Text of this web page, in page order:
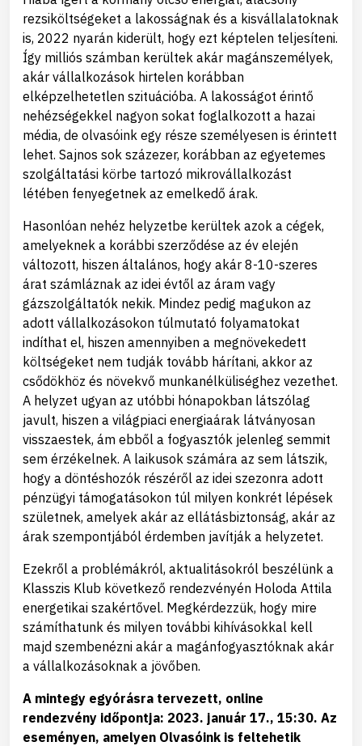
rezsiköltségeket a lakosságnak és a kisvállalatoknak
is, 2022 nyarán kiderült, hogy ezt képtelen teljesíteni.
Így milliós számban kerültek akár magánszemélyek,
akár vállalkozások hirtelen korábban
elképzelhetetlen szituációba. A lakosságot érintő
nehézségekkel nagyon sokat foglalkozott a hazai
média, de olvasóink egy része személyesen is érintett
lehet. Sajnos sok százezer, korábban az egyetemes
szolgáltatási körbe tartozó mikrovállalkozást
létében fenyegetnek az emelkedő árak.
Hasonlóan nehéz helyzetbe kerültek azok a cégek,
amelyeknek a korábbi szerződése az év elején
változott, hiszen általános, hogy akár 8-10-szeres
árat számláznak az idei évtől az áram vagy
gázszolgáltatók nekik. Mindez pedig magukon az
adott vállalkozásokon túlmutató folyamatokat
indíthat el, hiszen amennyiben a megnövekedett
költségeket nem tudják tovább hárítani, akkor az
csődökhöz és növekvő munkanélküliséghez vezethet.
A helyzet ugyan az utóbbi hónapokban látszólag
javult, hiszen a világpiaci energiaárak látványosan
visszaestek, ám ebből a fogyasztók jelenleg semmit
sem érzékelnek. A laikusok számára az sem látszik,
hogy a döntéshozók részéről az idei szezonra adott
pénzügyi támogatásokon túl milyen konkrét lépések
születnek, amelyek akár az ellátásbiztonság, akár az
árak szempontjából érdemben javítják a helyzetet.
Ezekről a problémákról, aktualitásokról beszélünk a
Klasszis Klub következő rendezvényén Holoda Attila
energetikai szakértővel. Megkérdezzük, hogy mire
számíthatunk és milyen további kihívásokkal kell
majd szembenézni akár a magánfogyasztóknak akár
a vállalkozásoknak a jövőben.
A mintegy egyórásra tervezett, online
rendezvény időpontja: 2023. január 17., 15:30. Az
eseményen, amelyen Olvasóink is feltehetik